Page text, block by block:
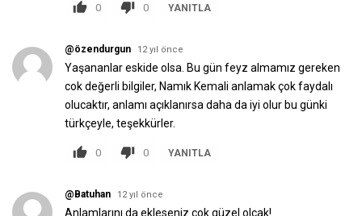
0 0 YANITLA
@özendurgun 12 yıl önce
Yaşananlar eskide olsa. Bu gün feyz almamız gereken
cok değerli bilgiler, Namık Kemali anlamak çok faydalı
olucaktır, anlamı açıklanırsa daha da iyi olur bu günki
türkçeyle, teşekkürler.
0 0 YANITLA
@Batuhan 12 yıl önce
Anlamlarını da ekleseniz çok güzel olcak!